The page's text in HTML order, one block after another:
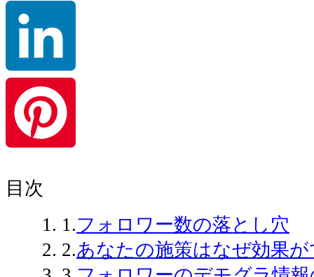
Hatena
LinkedIn
目次
1.フォロワー数の落とし穴
2.あなたの施策はなぜ効果